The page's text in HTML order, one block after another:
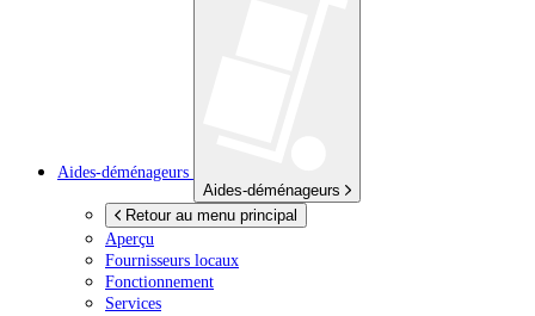
Aides-déménageurs
Aides-déménageurs
Retour au menu principal
Aperçu
Fournisseurs locaux
Fonctionnement
Services